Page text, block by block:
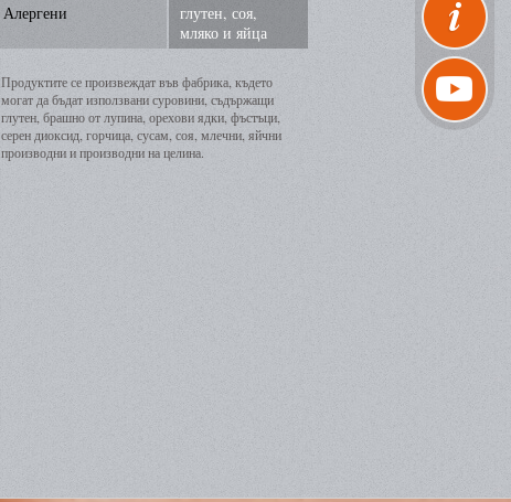
Алергени
глутен, соя,
мляко и яйца
Продуктите се произвеждат във фабрика, където
могат да бъдат използвани суровини, съдържащи
глутен, брашно от лупина, орехови ядки, фъстъци,
серен диоксид, горчица, сусам, соя, млечни, яйчни
производни и производни на целина.